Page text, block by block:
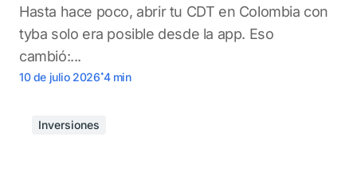
Hasta hace poco, abrir tu CDT en Colombia con
tyba solo era posible desde la app. Eso
cambió:...
10 de julio 2026.4 min
Inversiones